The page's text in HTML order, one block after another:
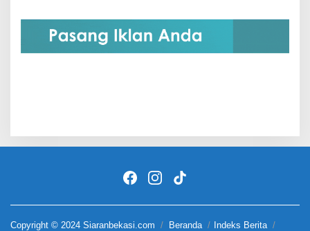
Copyright © 2024 Siaranbekasi.com Beranda
Indeks Berita